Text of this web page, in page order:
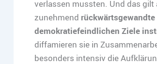
verlassen mussten. Und das gilt
zunehmend
demokratiefeindlichen Ziele
diffamieren sie in
besonders intensiv die